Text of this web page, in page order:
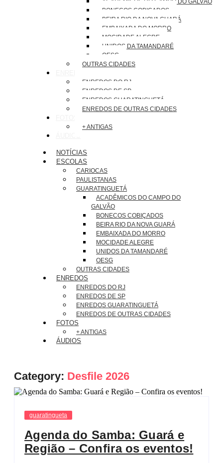
BONECOS COBIÇADOS
BEIRA RIO DA NOVA GUARÁ
EMBAIXADA DO MORRO
MOCIDADE ALEGRE
UNIDOS DA TAMANDARÉ
OESG
OUTRAS CIDADES
ENREDOS DO RJ
ENREDOS DE SP
ENREDOS GUARATINGUETÁ
ENREDOS DE OUTRAS CIDADES
+ ANTIGAS
NOTÍCIAS
ESCOLAS
CARIOCAS
PAULISTANAS
GUARATINGUETÁ
ACADÊMICOS DO CAMPO DO
GALVÃO
BONECOS COBIÇADOS
BEIRA RIO DA NOVA GUARÁ
EMBAIXADA DO MORRO
MOCIDADE ALEGRE
UNIDOS DA TAMANDARÉ
OESG
OUTRAS CIDADES
ENREDOS
ENREDOS DO RJ
ENREDOS DE SP
ENREDOS GUARATINGUETÁ
ENREDOS DE OUTRAS CIDADES
FOTOS
+ ANTIGAS
ÁUDIOS
Category: Desfile 2026
guaratingueta
Agenda do Samba: Guará e
Região – Confira os eventos!